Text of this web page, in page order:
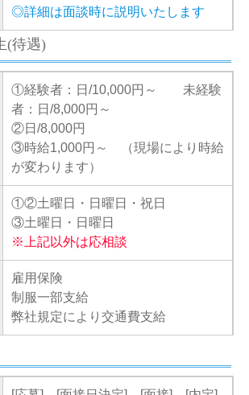
◎詳細は面談時に説明いたします
(待遇)
①経験者：日/10,000円～ 未経験
者：日/8,000円～
②日/8,000円
③時給1,000円～ （現場により時給
が変わります）
①②土曜日・日曜日・祝日
③土曜日・日曜日
※上記以外は応相談
雇用保険
制服一部支給
弊社規定により交通費支給